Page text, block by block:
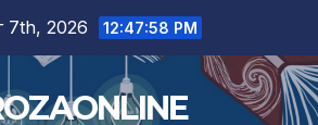
7th, 2026 12:47:59 PM